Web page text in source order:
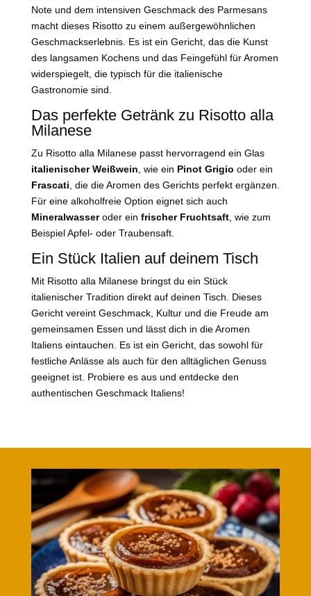
Note und dem intensiven Geschmack des Parmesans
macht dieses Risotto zu einem außergewöhnlichen
Geschmackserlebnis. Es ist ein Gericht, das die Kunst
des langsamen Kochens und das Feingefühl für Aromen
widerspiegelt, die typisch für die italienische
Gastronomie sind.
Das perfekte Getränk zu Risotto alla
Milanese
Zu Risotto alla Milanese passt hervorragend ein Glas
italienischer Weißwein , wie ein Pinot Grigio oder ein
Frascati , die die Aromen des Gerichts perfekt ergänzen.
Für eine alkoholfreie Option eignet sich auch
Mineralwasseroder ein frischer Fruchtsaft, wie zum
Beispiel Apfel- oder Traubensaft.
Ein Stück Italien auf deinem Tisch
Mit Risotto alla Milanese bringst du ein Stück
italienischer Tradition direkt auf deinen Tisch. Dieses
Gericht vereint Geschmack, Kultur und die Freude am
gemeinsamen Essen und lässt dich in die Aromen
Italiens eintauchen. Es ist ein Gericht, das sowohl für
festliche Anlässe als auch für den alltäglichen Genuss
geeignet ist. Probiere es aus und entdecke den
authentischen Geschmack Italiens!